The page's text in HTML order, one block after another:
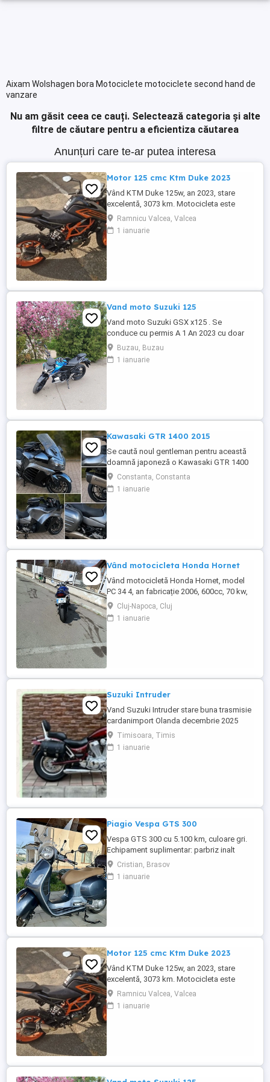
Aixam Wolshagen bora Motociclete motociclete second hand de
vanzare
Nu am găsit ceea ce cauți. Selectează categoria și alte
filtre de căutare pentru a eficientiza căutarea
Anunțuri care te-ar putea interesa
Motor 125 cmc Ktm Duke 2023
Vând KTM Duke 125w, an 2023, stare
excelentă, 3073 km. Motocicleta este
ideală pentru începători sau pentru oraș.
Fără daune, lovituri!
Ramnicu Valcea, Valcea
1 ianuarie
Vand moto Suzuki 125
Vand moto Suzuki GSX x125 . Se
conduce cu permis A 1 An 2023 cu doar
5000km Stare impecabila , fara cazaturi
ITP valabil pana in noiembrie 2027 Revizii
si schimb de ulei in service autorizat
Buzau, Buzau
1 ianuarie
Kawasaki GTR 1400 2015
Se caută noul gentleman pentru această
doamnă japoneză o Kawasaki GTR 1400
care încă întoarce priviri și iubește
kilometrii. A fost răsfățată, întreținută la
timp și tratată cu respect. O dau doar
Constanta, Constanta
1 ianuarie
Vând motocicleta Honda Hornet
Vând motocicletă Honda Hornet, model
PC 34 4, an fabricație 2006, 600cc, 70 kw,
98 cp, inspecție tehnică valabilă până în
august 2027 . Preț 1900 euro
Cluj-Napoca, Cluj
1 ianuarie
Suzuki Intruder
Vand Suzuki Intruder stare buna trasmisie
cardanimport Olanda decembrie 2025
inmatriculat RO IN FEBRUARIE Nu raspund
la mesaje.Schimb cu ATV plus sau minus
diferenta
Timisoara, Timis
1 ianuarie
Piagio Vespa GTS 300
Vespa GTS 300 cu 5.100 km, culoare gri.
Echipament suplimentar: parbriz inalt
Faco (montat 2026), geanta portbagaj
Classic; prelungitor scarite pasager;
suspensie fata Bitubo si frane fata spate
Cristian, Brasov
1 ianuarie
Motor 125 cmc Ktm Duke 2023
Vând KTM Duke 125w, an 2023, stare
excelentă, 3073 km. Motocicleta este
ideală pentru începători sau pentru oraș.
Fără daune, lovituri!
Ramnicu Valcea, Valcea
1 ianuarie